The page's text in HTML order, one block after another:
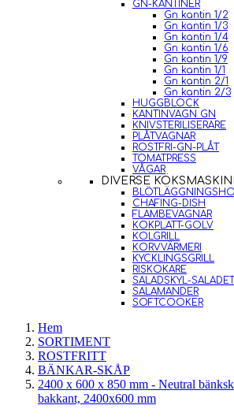
GN-KANTINER
Gn kantin 1/2
Gn kantin 1/3
Gn kantin 1/4
Gn kantin 1/6
Gn kantin 1/9
Gn kantin 1/1
Gn kantin 2/1
Gn kantin 2/3
HUGGBLOCK
KANTINVAGN GN
KNIVSTERILISERARE
PLÅTVAGNAR
ROSTFRI-GN-PLÅT
TOMATPRESS
VÅGAR
DIVERSE
BLÖTLÄGGNINGSHO
CHAFING-DISH
FLAMBEVAGNAR
KOKPLATT-GOLV
KOLGRILL
KORVVÄRMERI
KYCKLINGSGRILL
RISKOKARE
SALADSKYL-
SALAMANDER
SOFTCOOKER
Hem
SORTIMENT
ROSTFRITT
BÄNKAR-SKÅP
2400 x 600 x 850 mm - Neutral
bakkant, 2400x600 mm